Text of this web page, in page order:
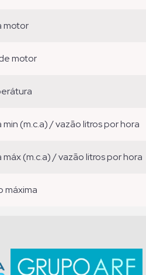
motor
motor
min (m.c.a) / vazão litros por hora
máx (m.c.a) / vazão litros por hora
máxima